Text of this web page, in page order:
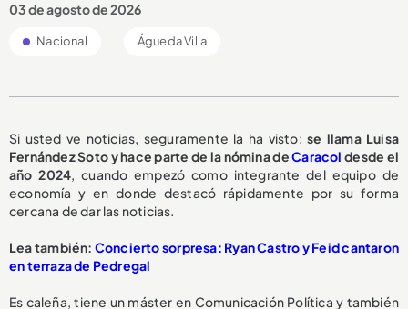
03 de agosto de 2026
Nacional Águeda Villa
Si usted ve noticias, seguramente la ha visto:se llama Luisa
Fernández Soto y hace parte de la nómina deCaracol desde el
año 2024, cuando empezó como integrante del equipo de
economía y en donde destacó rápidamente por su forma
cercana de dar las noticias.
Lea también: Concierto sorpresa: Ryan Castro y Feid cantaron
en terraza de Pedregal
Es caleña, tiene un máster en Comunicación Política y también